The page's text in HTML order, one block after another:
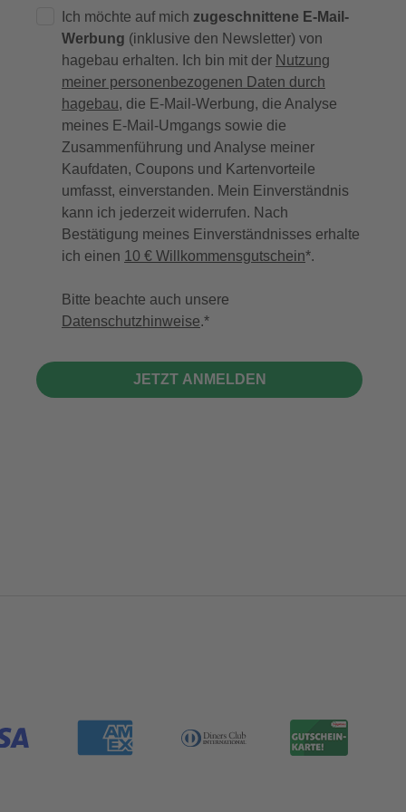
Ich möchte auf mich zugeschnittene E-Mail-
Werbung (inklusive den Newsletter) von
hagebau erhalten. Ich bin mit der Nutzung
meiner personenbezogenen Daten durch
hagebau, die E-Mail-Werbung, die Analyse
meines E-Mail-Umgangs sowie die
Zusammenführung und Analyse meiner
Kaufdaten, Coupons und Kartenvorteile
umfasst, einverstanden. Mein Einverständnis
kann ich jederzeit widerrufen. Nach
Bestätigung meines Einverständnisses erhalte
ich einen 10 € Willkommensgutschein*.
Bitte beachte auch unsere
Datenschutzhinweise.
JETZT ANMELDEN